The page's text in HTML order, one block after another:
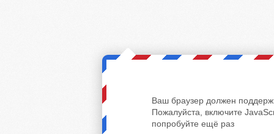
Ваш браузер должен
Пожалуйста, включите
попробуйте ещё раз